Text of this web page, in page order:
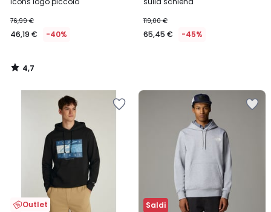
76,99 €
46,19 € -40%
4,7
/
119,00 €
65,45 € -45%
Outlet Saldi